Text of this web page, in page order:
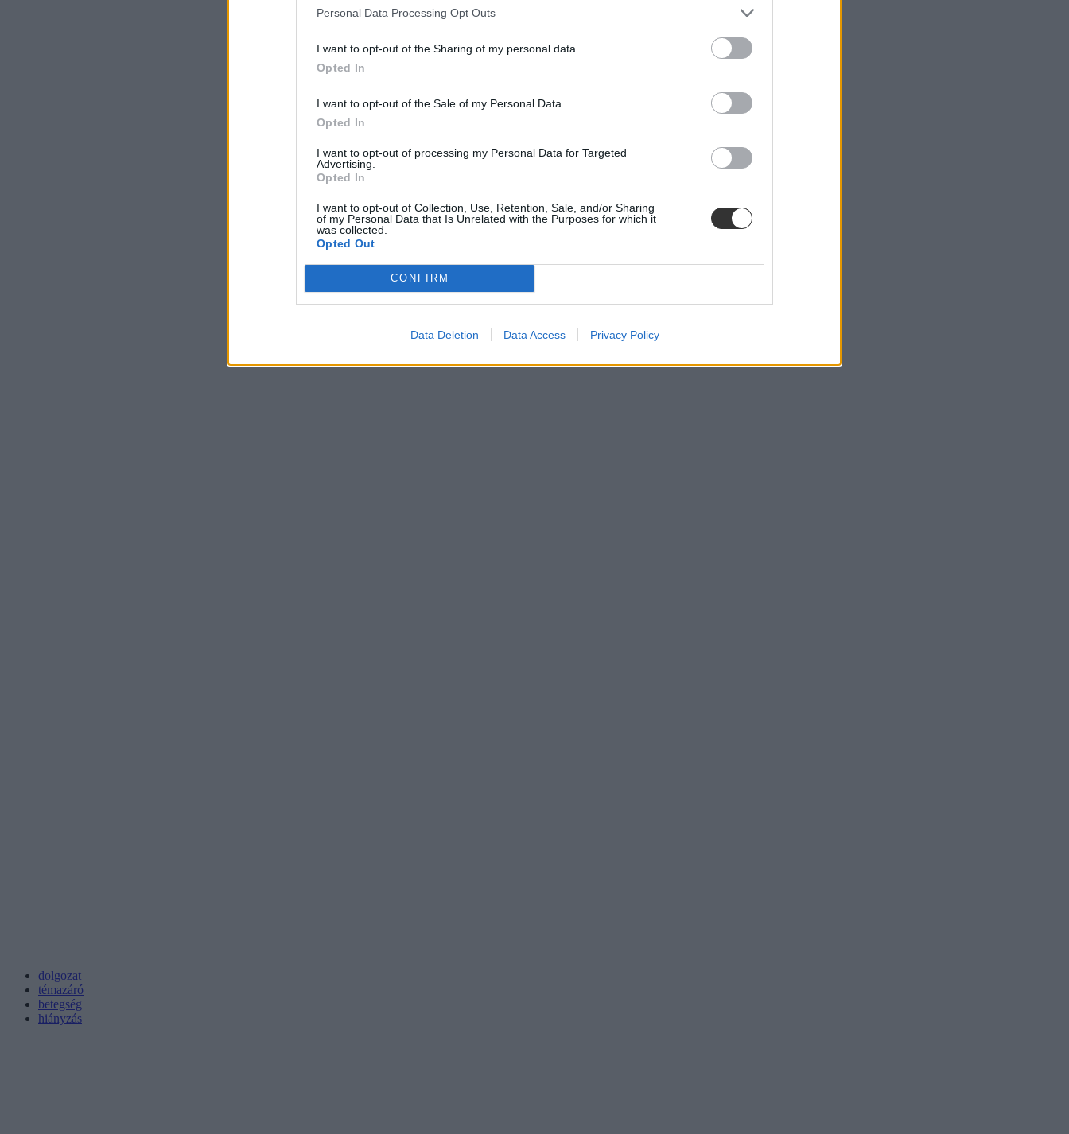
Personal Data Processing Opt Outs
I want to opt-out of the Sharing of my personal data.
Opted In
I want to opt-out of the Sale of my Personal Data.
Opted In
I want to opt-out of processing my Personal Data for Targeted
Advertising.
Opted In
I want to opt-out of Collection, Use, Retention, Sale, and/or Sharing
of my Personal Data that Is Unrelated with the Purposes for which it
was collected.
Opted Out
CONFIRM
Data Deletion Data Access Privacy Policy
dolgozat
témazáró
betegség
hiányzás